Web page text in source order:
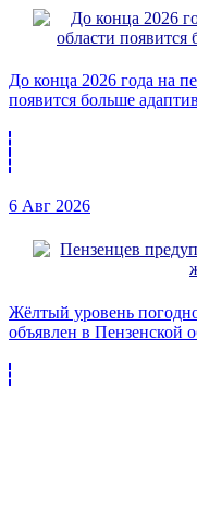
До конца 2026 года на
появится больше
6 Авг 2026
Жёлтый уровень
объявлен в Пензенской